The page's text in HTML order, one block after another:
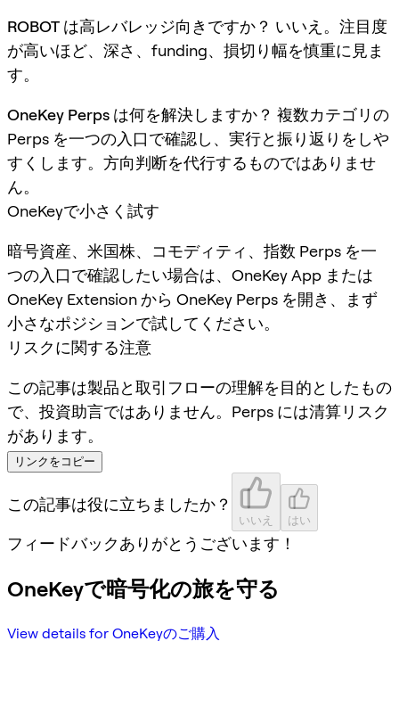
ROBOT は高レバレッジ向きですか？ いいえ。注目度
が高いほど、深さ、funding、損切り幅を慎重に見ま
す。
OneKey Perps は何を解決しますか？ 複数カテゴリの
Perps を一つの入口で確認し、実行と振り返りをしや
すくします。方向判断を代行するものではありませ
ん。
OneKeyで小さく試す
暗号資産、米国株、コモディティ、指数 Perps を一
つの入口で確認したい場合は、OneKey App または
OneKey Extension から OneKey Perps を開き、まず
小さなポジションで試してください。
リスクに関する注意
この記事は製品と取引フローの理解を目的としたもの
で、投資助言ではありません。Perps には清算リスク
があります。
リンクをコピー
この記事は役に立ちましたか？
いいえ はい
フィードバックありがとうございます！
OneKeyで暗号化の旅を守る
View details for OneKeyのご購入